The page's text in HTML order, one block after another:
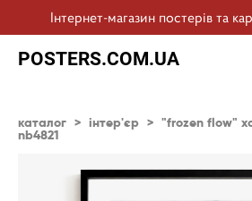
Інтернет-магазин постерів та
POSTERS.COM.UA
каталог > інтер'єр > "frozen flow"
nb4821